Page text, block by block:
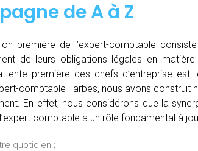
deA à Z
première de l’expert-comptable
de leurs obligations légales en
première des chefs d’entreprise
comptable Tarbes, nous avons
En effet, nous considérons que la
comptable a un rôle fondamental à
quotidien ;